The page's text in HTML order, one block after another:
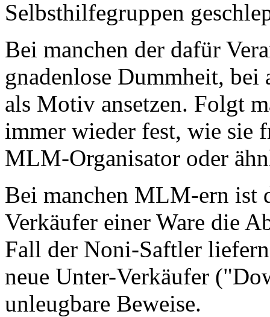
Selbsthilfegruppen
Bei manchen der dafür
gnadenlose Dummheit, bei
als Motiv ansetzen. Folgt
immer wieder fest, wie sie
MLM-Organisator oder
Bei manchen MLM-ern ist
Verkäufer einer Ware die
Fall der Noni-Saftler
neue Unter-Verkäufer
unleugbare Beweise.